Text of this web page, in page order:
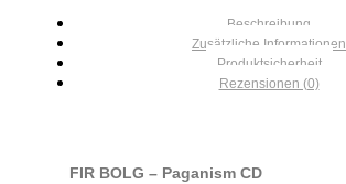
Beschreibung
Zusätzliche Informationen
Produktsicherheit
Rezensionen (0)
FIR BOLG – Paganism CD